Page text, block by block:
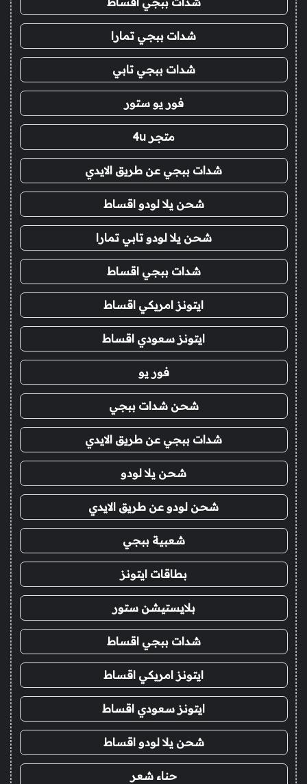
شدات ببجي تمارا
شدات ببجي تابي
فور يو ستور
متجر 4u
شدات ببجي عن طريق الايدي
شحن يلا لودو اقساط
شحن يلا لودو تابي تمارا
شدات ببجي اقساط
ايتونز امريكي اقساط
ايتونز سعودي اقساط
فور يو
شحن شدات ببجي
شدات ببجي عن طريق الايدي
شحن يلا لودو
شحن لودو عن طريق الايدي
شعبية ببجي
بطاقات ايتونز
بلايستيشن ستور
شدات ببجي اقساط
ايتونز امريكي اقساط
ايتونز سعودي اقساط
شحن يلا لودو اقساط
حناء شعر